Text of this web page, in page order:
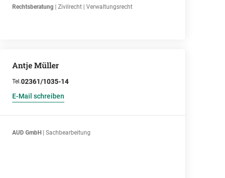
Rechtsberatung | Zivilrecht | Verwaltungsrecht
Antje Müller
Tel.02361/1035-14
E-Mail schreiben
AUD GmbH | Sachbearbeitung